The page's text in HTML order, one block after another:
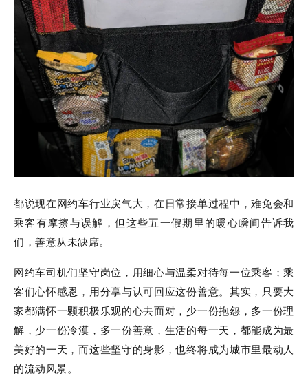
都说现在网约车行业戾气大，在日常接单过程中，难免会和
乘客有摩擦与误解，但这些五一假期里的暖心瞬间告诉我
们，善意从未缺席。
网约车司机们坚守岗位，用细心与温柔对待每一位乘客；乘
客们心怀感恩，用分享与认可回应这份善意。其实，只要大
家都满怀一颗积极乐观的心去面对，少一份抱怨，多一份理
解，少一份冷漠，多一份善意，生活的每一天，都能成为最
美好的一天，而这些坚守的身影，也终将成为城市里最动人
的流动风景。